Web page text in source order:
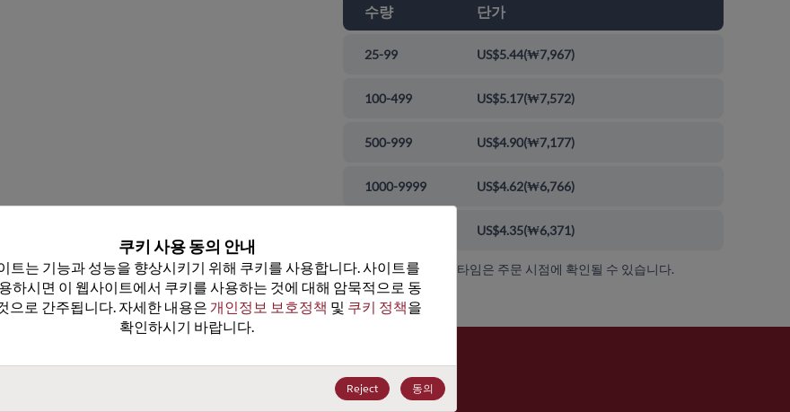
수량 단가
25-99 US$5.44(₩7,967)
100-499 US$5.17(₩7,572)
500-999 US$4.90(₩7,177)
1000-9999 US$4.62(₩6,766)
US$4.35(₩6,371)
가격, 가용성 및 리드 타임은 주문 시점에 확인될 수 있습니다.
쿠키 사용 동의 안내
트는 기능과 성능을 향상시키기 위해 쿠키를 사용합니다. 사이트를
하시면 이 웹사이트에서 쿠키를 사용하는 것에 대해 암묵적으로 동
으로 간주됩니다. 자세한 내용은 개인정보 보호정책 및 쿠키 정책을
확인하시기 바랍니다.
Reject 동의